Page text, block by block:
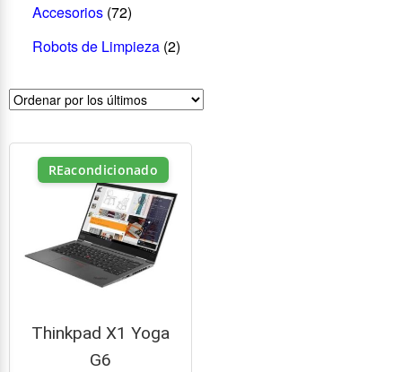
Accesorios (72)
Robots de Limpieza (2)
REacondicionado
Thinkpad X1 Yoga
G6